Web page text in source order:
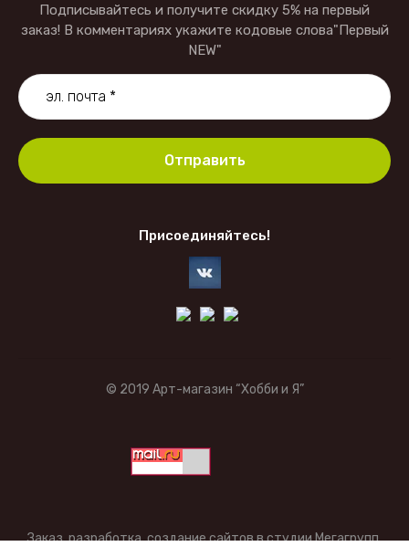
Присоединяйтесь!
Подписывайтесь и получите скидку 5% на первый
заказ! В комментариях укажите кодовые слова"Первый
NEW"
Отправить
© 2019 Арт-магазин “Хобби и Я”
Заказ, разработка,создание сайтовв студии Мегагрупп.